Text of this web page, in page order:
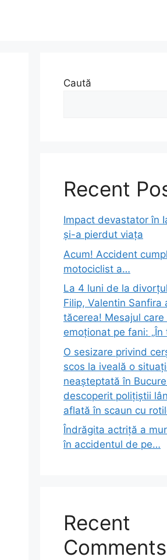
Caută
Recent
Impact devastator în
și-a pierdut viața
Acum! Accident
motociclist a…
La 4 luni de la
Filip, Valentin Sanfira
tăcerea! Mesajul care
emoționat pe fani: „În
O sesizare privind
scos la iveală o
neașteptată în
descoperit polițiștii
aflată în scaun cu
Îndrăgita actriță a
în accidentul de pe…
Recent
Comments